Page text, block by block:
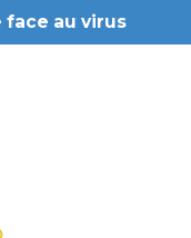
face au virus